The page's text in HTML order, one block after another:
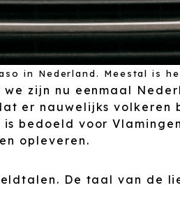
in Nederland. Meestal is
zijn nu eenmaal
er nauwelijks volkeren
bedoeld voor
opleveren.
De taal van de